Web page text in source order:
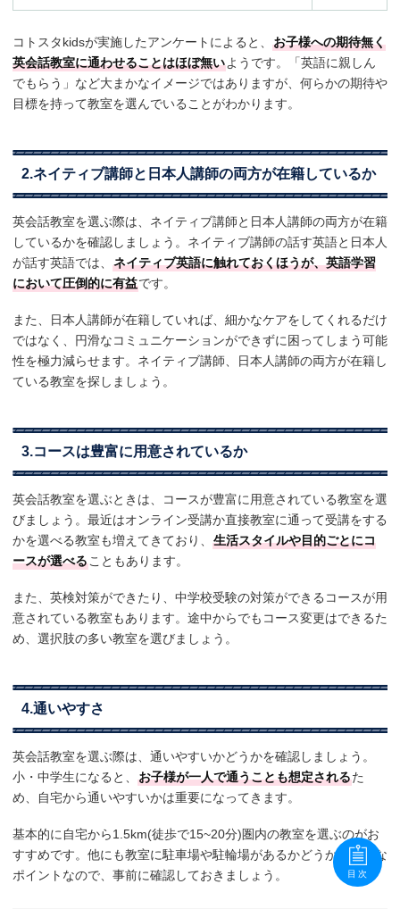
コトスタkidsが実施したアンケートによると、 お子様への期待無く
英会話教室に通わせることはほぼ無いようです。「英語に親しん
でもらう」など大まかなイメージではありますが、何らかの期待や
目標を持って教室を選んでいることがわかります。
2.ネイティブ講師と日本人講師の両方が在籍しているか
英会話教室を選ぶ際は、ネイティブ講師と日本人講師の両方が在籍
しているかを確認しましょう。ネイティブ講師の話す英語と日本人
が話す英語では、 ネイティブ英語に触れておくほうが、英語学習
において圧倒的に有益です。
また、日本人講師が在籍していれば、細かなケアをしてくれるだけ
ではなく、円滑なコミュニケーションができずに困ってしまう可能
性を極力減らせます。ネイティブ講師、日本人講師の両方が在籍し
ている教室を探しましょう。
3.コースは豊富に用意されているか
英会話教室を選ぶときは、コースが豊富に用意されている教室を選
びましょう。最近はオンライン受講か直接教室に通って受講をする
かを選べる教室も増えてきており、 生活スタイルや目的ごとにコ
ースが選べることもあります。
また、英検対策ができたり、中学校受験の対策ができるコースが用
意されている教室もあります。途中からでもコース変更はできるた
め、選択肢の多い教室を選びましょう。
4.通いやすさ
英会話教室を選ぶ際は、通いやすいかどうかを確認しましょう。
小・中学生になると、 お子様が一人で通うことも想定されるた
め、自宅から通いやすいかは重要になってきます。
基本的に自宅から1.5km(徒歩で15~20分)圏内の教室を選ぶのがお
すすめです。他にも教室に駐車場や駐輪場があるかどうかも重要な
ポイントなので、事前に確認しておきましょう。
目次